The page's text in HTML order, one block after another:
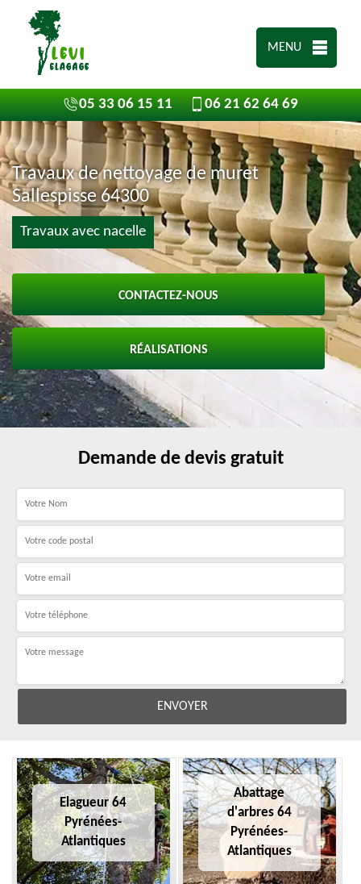
MENU
05 33 06 15 11 06 21 62 64 69
Travaux de nettoyage de muret
Sallespisse 64300
Travaux avec nacelle
CONTACTEZ-NOUS
RÉALISATIONS
Demande de devis gratuit
Elagueur 64
Pyrénées-
Atlantiques
Abattage
d'arbres 64
Pyrénées-
Atlantiques